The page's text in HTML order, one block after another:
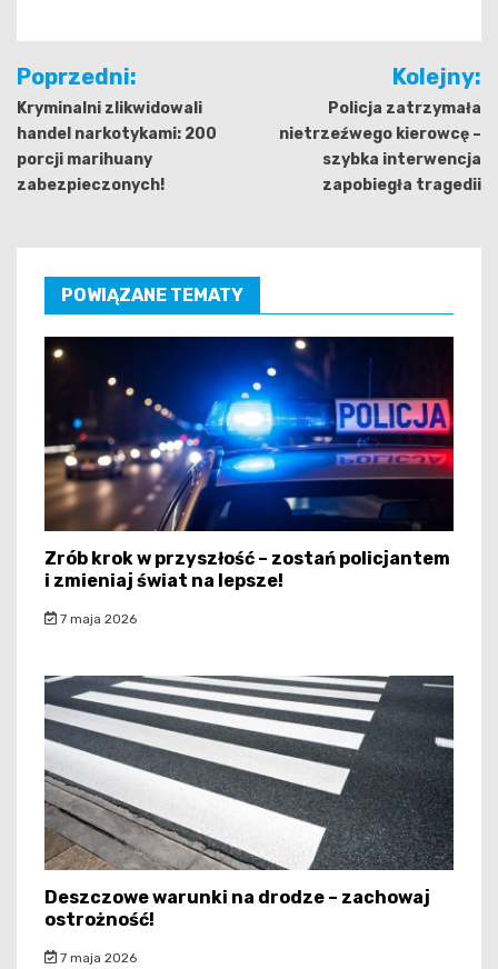
Nawigacja
wpisu
Poprzedni:
Kryminalni zlikwidowali
handel narkotykami: 200
porcji marihuany
zabezpieczonych!
Kolejny:
Policja zatrzymała
nietrzeźwego kierowcę –
szybka interwencja
zapobiegła tragedii
POWIĄZANE TEMATY
Zrób krok w przyszłość – zostań policjantem
i zmieniaj świat na lepsze!
7 maja 2026
Deszczowe warunki na drodze – zachowaj
ostrożność!
7 maja 2026